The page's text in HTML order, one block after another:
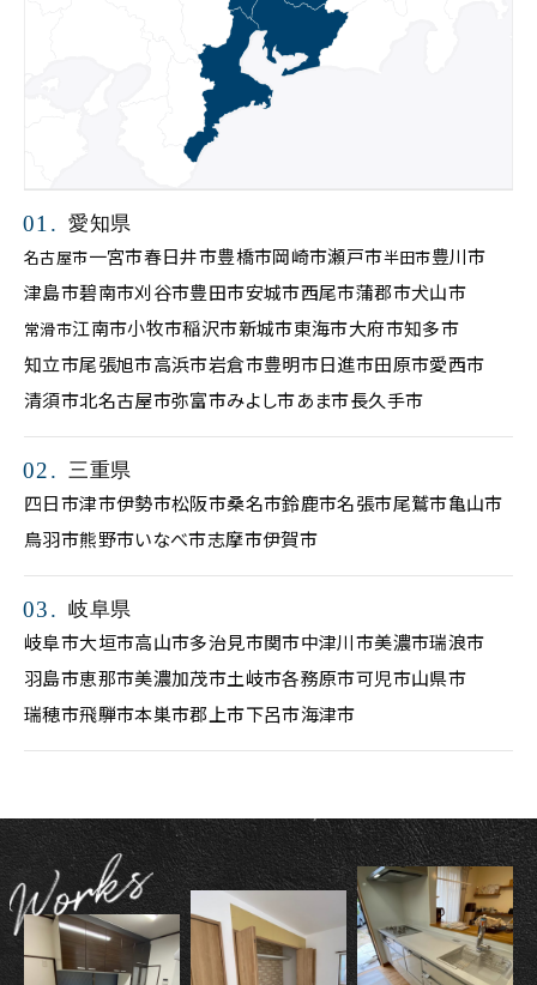
愛知県
名古屋市一宮市春日井市豊橋市岡崎市瀬戸市半田市豊川市
津島市碧南市刈谷市豊田市安城市西尾市蒲郡市犬山市
常滑市江南市小牧市稲沢市新城市東海市大府市知多市
知立市尾張旭市高浜市岩倉市豊明市日進市田原市愛西市
清須市北名古屋市弥富市みよし市あま市長久手市
三重県
四日市津市伊勢市松阪市桑名市鈴鹿市名張市尾鷲市亀山市
鳥羽市熊野市いなべ市志摩市伊賀市
岐阜県
岐阜市大垣市高山市多治見市関市中津川市美濃市瑞浪市
羽島市恵那市美濃加茂市土岐市各務原市可児市山県市
瑞穂市飛騨市本巣市郡上市下呂市海津市